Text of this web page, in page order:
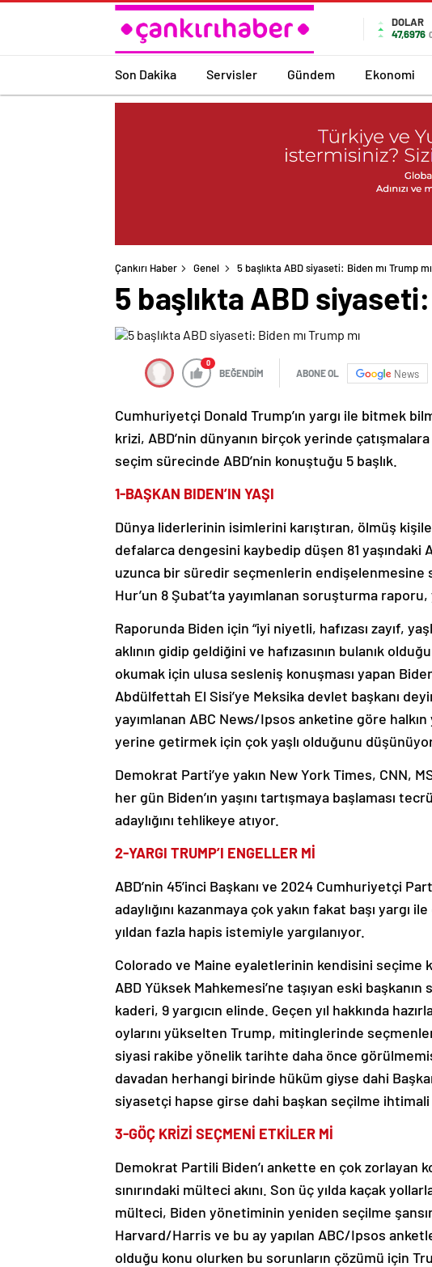
DOLAR
47,6976
Son Dakika Servisler Gündem Ekonomi
Çankırı Haber Genel 5 başlıkta ABD siyaseti: Biden mı Trump mı
5 başlıkta ABD
0
BEĞENDİM ABONE OL News
Cumhuriyetçi Donald Trump’ın yargı ile bitmek
krizi, ABD’nin dünyanın birçok yerinde
seçim sürecinde ABD’nin konuştuğu 5 başlık.
1-BAŞKAN BIDEN’IN YAŞI
Dünya liderlerinin isimlerini karıştıran, ölmüş
defalarca dengesini kaybedip düşen 81 yaşındaki
uzunca bir süredir seçmenlerin endişelenmesine
Hur’un 8 Şubat’ta yayımlanan soruşturma raporu,
Raporunda Biden için “iyi niyetli, hafızası zayıf,
aklının gidip geldiğini ve hafızasının bulanık
okumak için ulusa sesleniş konuşması yapan
Abdülfettah El Sisi’ye Meksika devlet başkanı
yayımlanan ABC News/Ipsos anketine göre halkın
yerine getirmek için çok yaşlı olduğunu
Demokrat Parti’ye yakın New York Times, CNN,
her gün Biden’ın yaşını tartışmaya başlaması
adaylığını tehlikeye atıyor.
2-YARGI TRUMP’I ENGELLER Mİ
ABD’nin 45’inci Başkanı ve 2024 Cumhuriyetçi
adaylığını kazanmaya çok yakın fakat başı yargı
yıldan fazla hapis istemiyle yargılanıyor.
Colorado ve Maine eyaletlerinin kendisini seçime
ABD Yüksek Mahkemesi’ne taşıyan eski
kaderi, 9 yargıcın elinde. Geçen yıl hakkında
oylarını yükselten Trump, mitinglerinde
siyasi rakibe yönelik tarihte daha önce
davadan herhangi birinde hüküm giyse dahi
siyasetçi hapse girse dahi başkan seçilme
3-GÖÇ KRİZİ SEÇMENİ ETKİLER Mİ
Demokrat Partili Biden’ı ankette en çok zorlayan
sınırındaki mülteci akını. Son üç yılda kaçak
mülteci, Biden yönetiminin yeniden seçilme
Harvard/Harris ve bu ay yapılan ABC/Ipsos
olduğu konu olurken bu sorunların çözümü için